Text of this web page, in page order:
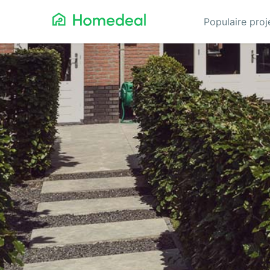
Populaire
Aannemer
Airco
Alarmsystemen
Architect
Asbest
Bestrating